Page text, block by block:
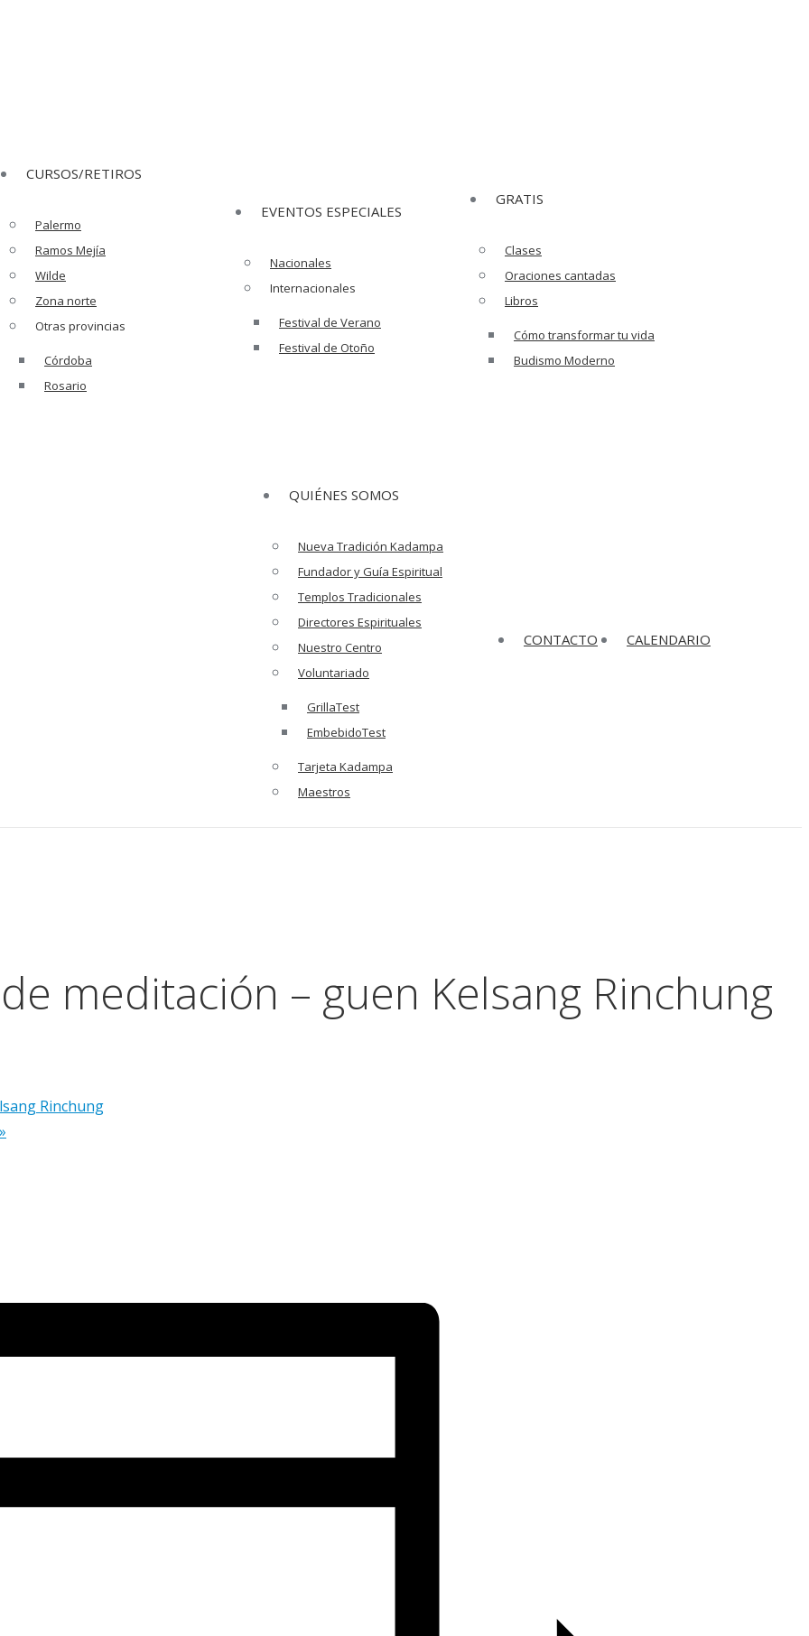
CURSOS/RETIROS
Palermo
Ramos Mejía
Wilde
Zona norte
Otras provincias
Córdoba
Rosario
EVENTOS ESPECIALES
Nacionales
Internacionales
Festival de Verano
Festival de Otoño
GRATIS
Clases
Oraciones cantadas
Libros
Cómo transformar tu vida
Budismo Moderno
QUIÉNES SOMOS
Nueva Tradición Kadampa
Fundador y Guía Espiritual
Templos Tradicionales
Directores Espirituales
Nuestro Centro
Voluntariado
GrillaTest
EmbebidoTest
Tarjeta Kadampa
Maestros
CONTACTO CALENDARIO
de meditación – guen Kelsang Rinchung
Rinchung
»